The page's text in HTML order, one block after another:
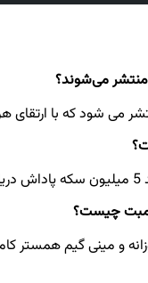
می‌شوند؟
چیست؟
و مینی گیم همستر